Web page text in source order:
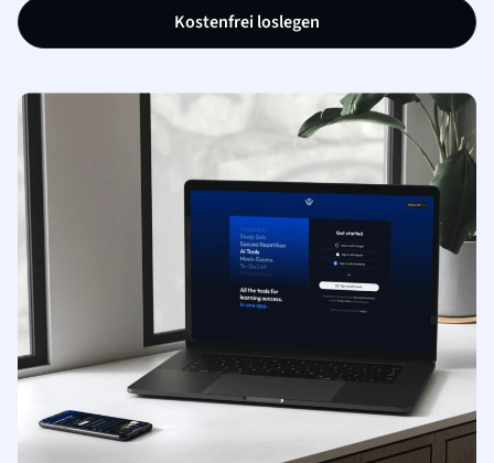
Kostenfrei loslegen